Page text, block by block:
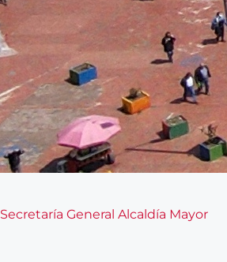
Secretaría General Alcaldía Mayor